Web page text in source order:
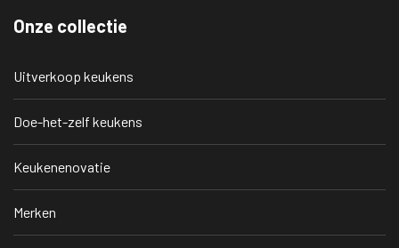
Onze collectie
Uitverkoop keukens
Doe-het-zelf keukens
Keukenenovatie
Merken